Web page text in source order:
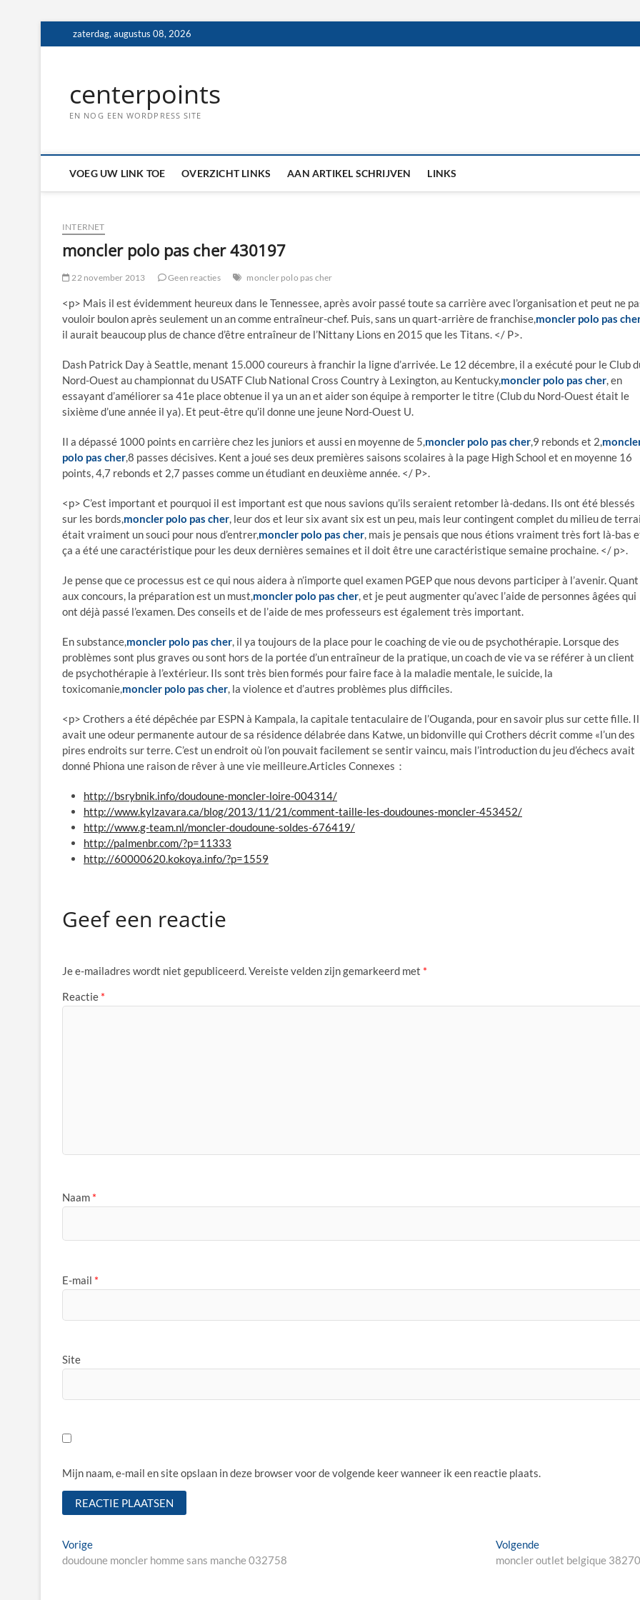
naar
zaterdag, augustus 08, 2026
centerpoints
EN NOG EEN WORDPRESS SITE
VOEG UW LINK TOE OVERZICHT LINKS AAN ARTIKEL SCHRIJVEN LINKS
INTERNET
moncler polo pas cher 430197
22 november 2013 Geen reacties moncler polo pas cher
<p> Mais il est évidemment heureux dans le Tennessee, après avoir passé toute sa carrière avec l’organisation et peut ne
vouloir boulon après seulement un an comme entraîneur-chef. Puis, sans un quart-arrière de franchise,moncler polo pas
il aurait beaucoup plus de chance d’être entraîneur de l’Nittany Lions en 2015 que les Titans. </ P>.
Dash Patrick Day à Seattle, menant 15.000 coureurs à franchir la ligne d’arrivée. Le 12 décembre, il a exécuté pour le Club
Nord-Ouest au championnat du USATF Club National Cross Country à Lexington, au Kentucky,moncler polo pas cher, en
essayant d’améliorer sa 41e place obtenue il ya un an et aider son équipe à remporter le titre (Club du Nord-Ouest était le
sixième d’une année il ya). Et peut-être qu’il donne une jeune Nord-Ouest U.
Il a dépassé 1000 points en carrière chez les juniors et aussi en moyenne de 5,moncler polo pas cher,9 rebonds et 2,
polo pas cher,8 passes décisives. Kent a joué ses deux premières saisons scolaires à la page High School et en moyenne 16
points, 4,7 rebonds et 2,7 passes comme un étudiant en deuxième année. </ P>.
<p> C’est important et pourquoi il est important est que nous savions qu’ils seraient retomber là-dedans. Ils ont été blessés
sur les bords,moncler polo pas cher, leur dos et leur six avant six est un peu, mais leur contingent complet du milieu de
était vraiment un souci pour nous d’entrer,moncler polo pas cher, mais je pensais que nous étions vraiment très fort là-bas
ça a été une caractéristique pour les deux dernières semaines et il doit être une caractéristique semaine prochaine. </ p>.
Je pense que ce processus est ce qui nous aidera à n’importe quel examen PGEP que nous devons participer à l’avenir. Quant
aux concours, la préparation est un must,moncler polo pas cher, et je peut augmenter qu’avec l’aide de personnes âgées qui
ont déjà passé l’examen. Des conseils et de l’aide de mes professeurs est également très important.
En substance,moncler polo pas cher, il ya toujours de la place pour le coaching de vie ou de psychothérapie. Lorsque des
problèmes sont plus graves ou sont hors de la portée d’un entraîneur de la pratique, un coach de vie va se référer à un client
de psychothérapie à l’extérieur. Ils sont très bien formés pour faire face à la maladie mentale, le suicide, la
toxicomanie,moncler polo pas cher, la violence et d’autres problèmes plus difficiles.
<p> Crothers a été dépêchée par ESPN à Kampala, la capitale tentaculaire de l’Ouganda, pour en savoir plus sur cette fille.
avait une odeur permanente autour de sa résidence délabrée dans Katwe, un bidonville qui Crothers décrit comme «l’un des
pires endroits sur terre. C’est un endroit où l’on pouvait facilement se sentir vaincu, mais l’introduction du jeu d’échecs avait
donné Phiona une raison de rêver à une vie meilleure.Articles Connexes：
http://bsrybnik.info/doudoune-moncler-loire-004314/
http://www.kylzavara.ca/blog/2013/11/21/comment-taille-les-doudounes-moncler-453452/
http://www.g-team.nl/moncler-doudoune-soldes-676419/
http://palmenbr.com/?p=11333
http://60000620.kokoya.info/?p=1559
Geef een reactie
Je e-mailadres wordt niet gepubliceerd.Vereiste velden zijn gemarkeerd met *
Reactie *
Naam *
E-mail *
Site
Mijn naam, e-mail en site opslaan in deze browser voor de volgende keer wanneer ik een reactie plaats.
Bericht
navigatie
VorigeVorige
bericht:
doudoune moncler homme sans manche 032758
VolgendeVolgende
bericht:
moncler outlet belgique